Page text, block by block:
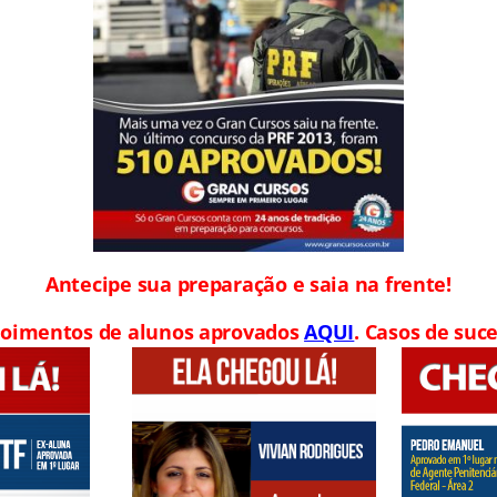
Antecipe sua preparação e saia na frente!
de alunos aprovadosAQUI. Casos de